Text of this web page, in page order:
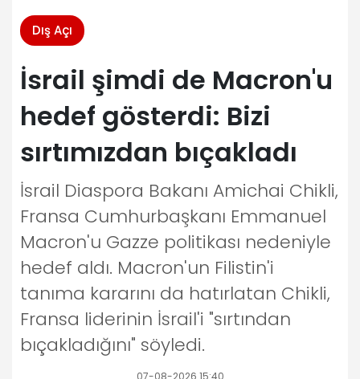
Dış Açı
İsrail şimdi de Macron'u
hedef gösterdi: Bizi
sırtımızdan bıçakladı
İsrail Diaspora Bakanı Amichai Chikli,
Fransa Cumhurbaşkanı Emmanuel
Macron'u Gazze politikası nedeniyle
hedef aldı. Macron'un Filistin'i
tanıma kararını da hatırlatan Chikli,
Fransa liderinin İsrail'i "sırtından
bıçakladığını" söyledi.
07-08-2026 15:40